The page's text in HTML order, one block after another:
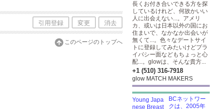
引用登録 変更 消去
このページのトップへ
長くお付き合いできる方を探
しているけれど、何故かいい
人に出会えない...。アメリ
カ、或いは日本以外の国にお
住まいで、なかなか出会いが
無くて...。色々なデートサイ
トに登録してみたいけどプラ
イバシー面などもちょっと心
配...。glowは、そんな貴方...
+1 (510) 316-7918
glow MATCH MAKERS
BCネットワー
クは、2005年